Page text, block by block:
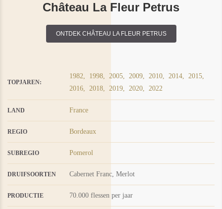
Château La Fleur Petrus
ONTDEK CHÂTEAU LA FLEUR PETRUS
TOPJAREN:
1982, 1998,2005,2009,2010,2014,2015,
2016,2018,2019,2020,2022
LAND France
REGIO Bordeaux
SUBREGIO Pomerol
DRUIFSOORTEN Cabernet Franc, Merlot
PRODUCTIE 70.000 flessen per jaar